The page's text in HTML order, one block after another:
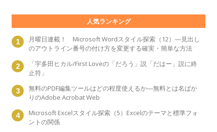
人気ランキング
月曜日連載！ Microsoft Wordスタイル探索（12）―見出し
のアウトライン番号の付け方を変更する確実・簡単な方法
「宇多田ヒカル/First Loveの「だろう」説「だはー」説に終
止符」
無料のPDF編集ツールはどの程度使えるか―無料とは名ばか
りのAdobe Acrobat Web
Microsoft Excelスタイル探索（5）Excelのテーマと標準フォ
ントの関係